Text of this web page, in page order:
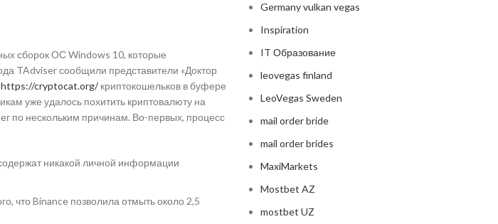
сборок ОС Windows 10, которые
TAdviser сообщили представители «Доктор
https://cryptocat.org/криптокошельков в буфере
уже удалось похитить криптовалюту на
по нескольким причинам. Во-первых, процесс
никакой личной информации
что Binance позволила отмыть около 2,5
Germany vulkan vegas
Inspiration
IT Образование
leovegas finland
LeoVegas Sweden
mail order bride
mail order brides
MaxiMarkets
Mostbet AZ
mostbet UZ